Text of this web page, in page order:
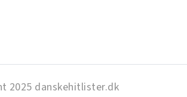
2025 danskehitlister.dk